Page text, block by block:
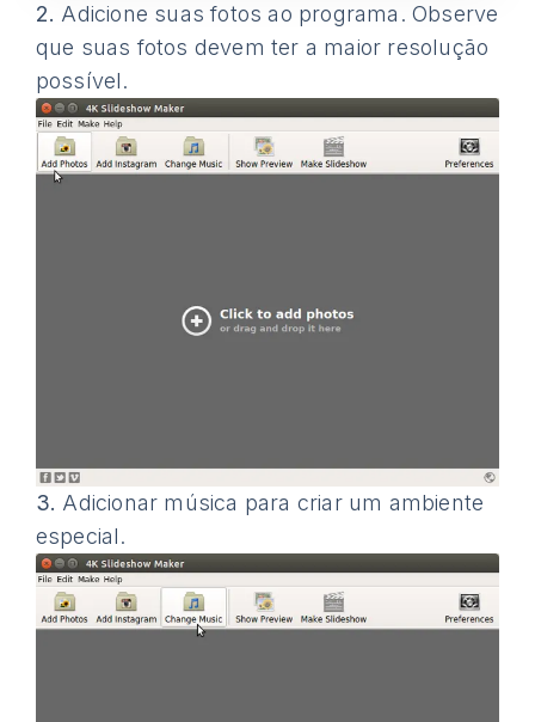
2. Adicione suas fotos ao programa. Observe
que suas fotos devem ter a maior resolução
possível.
3. Adicionar música para criar um ambiente
especial.